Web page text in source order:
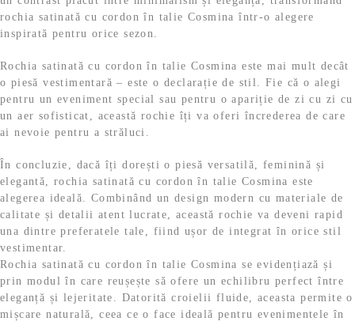
rochia satinată cu cordon în talie Cosmina într-o alegere
inspirată pentru orice sezon.
Rochia satinată cu cordon în talie Cosmina este mai mult decât
o piesă vestimentară – este o declarație de stil. Fie că o alegi
pentru un eveniment special sau pentru o apariție de zi cu zi cu
un aer sofisticat, această rochie îți va oferi încrederea de care
ai nevoie pentru a străluci.
În concluzie, dacă îți dorești o piesă versatilă, feminină și
elegantă, rochia satinată cu cordon în talie Cosmina este
alegerea ideală. Combinând un design modern cu materiale de
calitate și detalii atent lucrate, această rochie va deveni rapid
una dintre preferatele tale, fiind ușor de integrat în orice stil
vestimentar.
Rochia satinată cu cordon în talie Cosmina se evidențiază și
prin modul în care reușește să ofere un echilibru perfect între
eleganță și lejeritate. Datorită croielii fluide, aceasta permite o
mișcare naturală, ceea ce o face ideală pentru evenimentele în